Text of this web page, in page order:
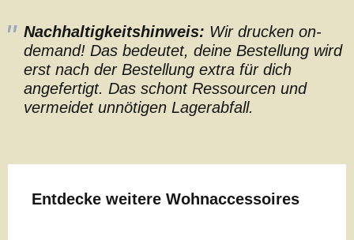
Nachhaltigkeitshinweis: Wir drucken on-
demand! Das bedeutet, deine Bestellung wird
erst nach der Bestellung extra für dich
angefertigt. Das schont Ressourcen und
vermeidet unnötigen Lagerabfall.
Produktgalerie überspringen
Entdecke weitere Wohnaccessoires